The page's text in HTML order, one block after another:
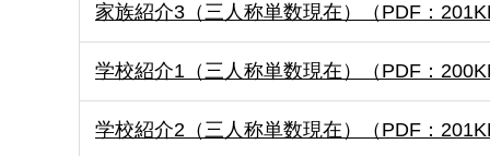
家族紹介3（三人称単数現在）（PDF：
学校紹介1（三人称単数現在）（PDF：
学校紹介2（三人称単数現在）（PDF：